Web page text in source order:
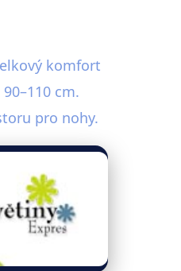
komfort
cm.
pro nohy.